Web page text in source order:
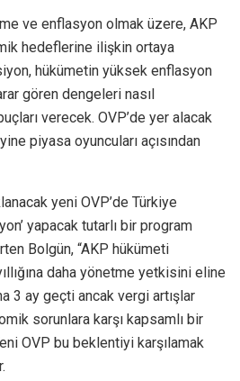
ve enflasyon olmak üzere, AKP
hedeflerine ilişkin ortaya
hükümetin yüksek enflasyon
gören dengeleri nasıl
verecek. OVP’de yer alacak
piyasa oyuncuları açısından
yeni OVP’de Türkiye
yapacak tutarlı bir program
Bolgün, “AKP hükümeti
daha yönetme yetkisini eline
3 ay geçti ancak vergi artışlar
sorunlara karşı kapsamlı bir
OVP bu beklentiyi karşılamak